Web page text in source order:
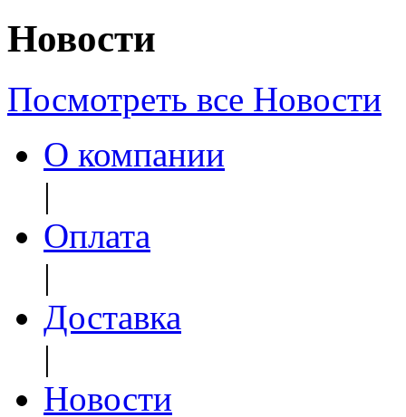
Новости
Посмотреть все Новости
О компании
|
Оплата
|
Доставка
|
Новости